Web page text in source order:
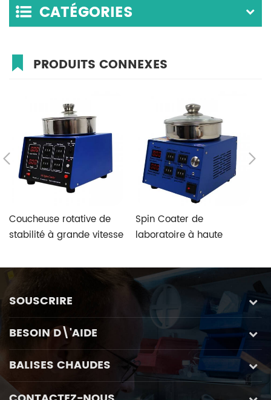
CATÉGORIES
PRODUITS CONNEXES
Coucheuse rotative de
stabilité à grande vitesse
de type manuel
Spin Coater de
laboratoire à haute
mandrins anti-intrusion
spécialement conçus
SOUSCRIRE
BESOIN D\'AIDE
BALISES CHAUDES